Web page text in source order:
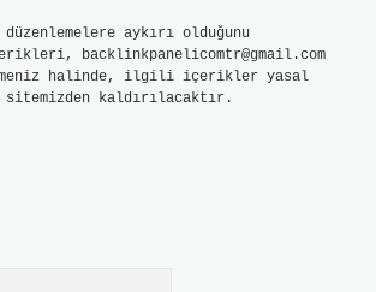
aykırı olduğunu
backlinkpanelicomtr@gmail.com
halinde, ilgili içerikler yasal
kaldırılacaktır.